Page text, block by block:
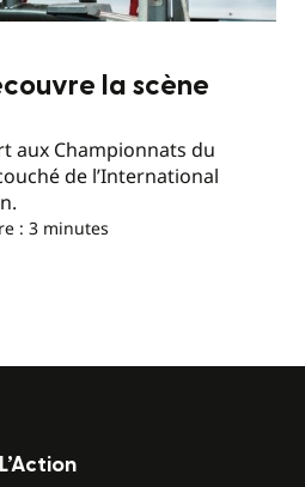
la scène
aux Championnats du
de l’International
: 3 minutes
L’Action